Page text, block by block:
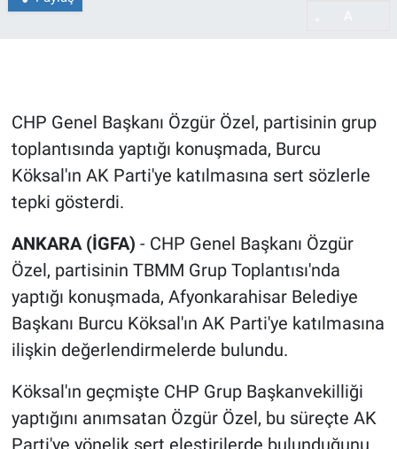
CHP Genel Başkanı Özgür Özel, partisinin grup
toplantısında yaptığı konuşmada, Burcu
Köksal'ın AK Parti'ye katılmasına sert sözlerle
tepki gösterdi.
ANKARA (İGFA) - CHP Genel Başkanı Özgür
Özel, partisinin TBMM Grup Toplantısı'nda
yaptığı konuşmada, Afyonkarahisar Belediye
Başkanı Burcu Köksal'ın AK Parti'ye katılmasına
ilişkin değerlendirmelerde bulundu.
Köksal'ın geçmişte CHP Grup Başkanvekilliği
yaptığını anımsatan Özgür Özel, bu süreçte AK